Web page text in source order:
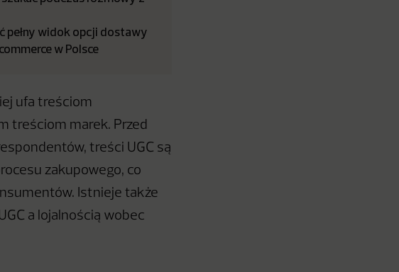
pełny widok opcji dostawy
w Polsce
ufa treściom
treściom marek. Przed
treści UGC są
zakupowego, co
Istnieje także
a lojalnością wobec